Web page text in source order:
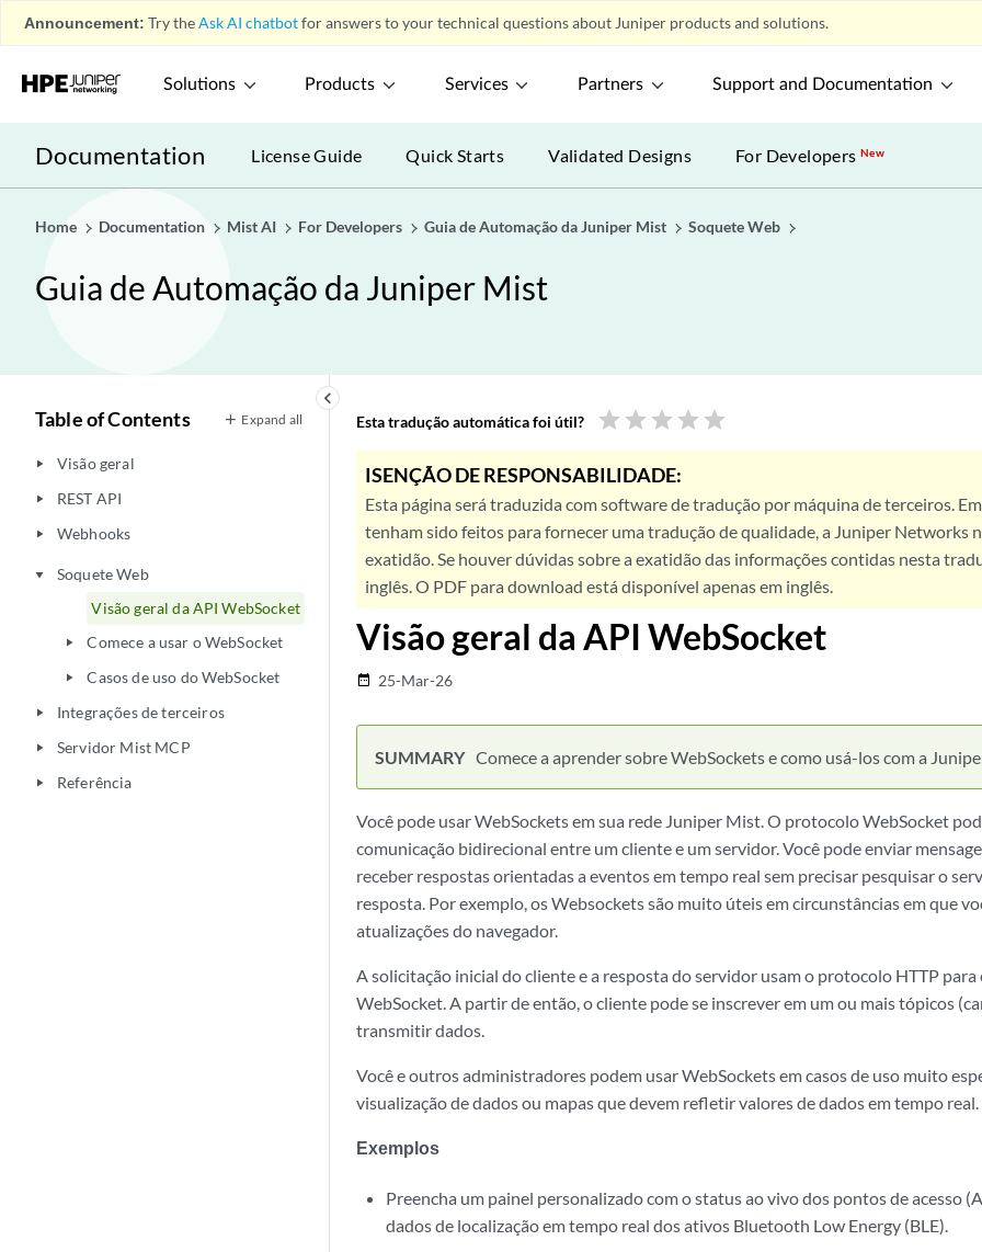
Announcement: Try theAsk AI chatbotfor answers to your technical questions about Juniper products and solutions.
Solutions Products Services Partners Support and Documentation
Documentation License Guide Quick Starts Validated Designs For DevelopersNew
Home Documentation Mist AI For Developers Guia de Automação da Juniper Mist Soquete Web
Guia de Automação da Juniper Mist
keyboard_arrow_left
Table of Contents Expand all
play_arrow Visão geral
play_arrow REST API
play_arrow Webhooks
play_arrow
Soquete Web
Visão geral da API WebSocket
play_arrow Comece a usar o WebSocket
play_arrow Casos de uso do WebSocket
play_arrow Integrações de terceiros
play_arrow Servidor Mist MCP
play_arrow Referência
Esta tradução automática foi útil? star star star star star
ISENÇÃO DE RESPONSABILIDADE:
Esta página será traduzida com software de tradução por máquina de terceiros.
tenham sido feitos para fornecer uma tradução de qualidade, a Juniper Networks
exatidão. Se houver dúvidas sobre a exatidão das informações contidas nesta
inglês. O PDF para download está disponível apenas em inglês.
Visão geral da API WebSocket
date_range 25-Mar-26
Comece a aprender sobre WebSockets e como usá-los com a
Você pode usar WebSockets em sua rede Juniper Mist. O protocolo WebSocket
comunicação bidirecional entre um cliente e um servidor. Você pode enviar
receber respostas orientadas a eventos em tempo real sem precisar pesquisar o
resposta. Por exemplo, os Websockets são muito úteis em circunstâncias em que
atualizações do navegador.
A solicitação inicial do cliente e a resposta do servidor usam o protocolo HTTP para
WebSocket. A partir de então, o cliente pode se inscrever em um ou mais tópicos
transmitir dados.
Você e outros administradores podem usar WebSockets em casos de uso muito
visualização de dados ou mapas que devem refletir valores de dados em tempo real.
Exemplos
Preencha um painel personalizado com o status ao vivo dos pontos de acesso
dados de localização em tempo real dos ativos Bluetooth Low Energy (BLE).